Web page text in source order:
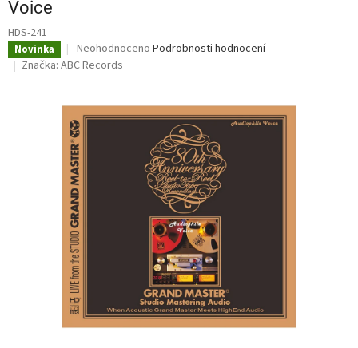
Voice
HDS-241
Novinka
Průměrné
hodnocení
0,0
z
5
hvězdiček.
Neohodnoceno Podrobnosti hodnocení
Značka: ABC Records